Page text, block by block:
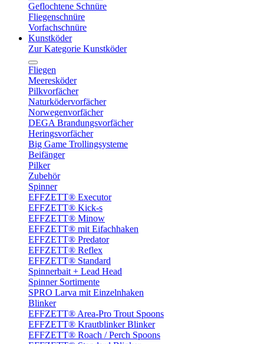
Geflochtene Schnüre
Fliegenschnüre
Vorfachschnüre
Kunstköder
Zur Kategorie Kunstköder
Fliegen
Meeresköder
Pilkvorfächer
Naturködervorfächer
Norwegenvorfächer
DEGA Brandungsvorfächer
Heringsvorfächer
Big Game Trollingsysteme
Beifänger
Pilker
Zubehör
Spinner
EFFZETT® Executor
EFFZETT® Kick-s
EFFZETT® Minow
EFFZETT® mit Eifachhaken
EFFZETT® Predator
EFFZETT® Reflex
EFFZETT® Standard
Spinnerbait + Lead Head
Spinner Sortimente
SPRO Larva mit Einzelnhaken
Blinker
EFFZETT® Area-Pro Trout Spoons
EFFZETT® Krautblinker Blinker
EFFZETT® Roach / Perch Spoons